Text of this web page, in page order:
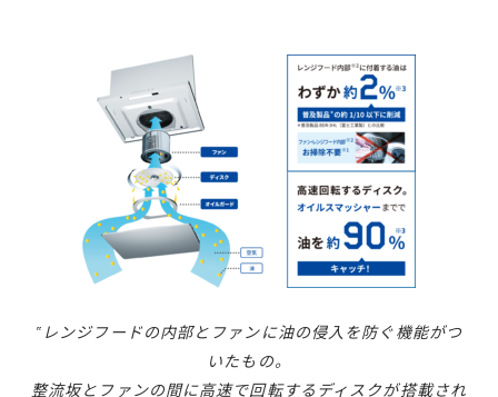
‟レンジフードの内部とファンに油の侵入を防ぐ機能がつ
いたもの。
整流坂とファンの間に高速で回転するディスクが搭載され